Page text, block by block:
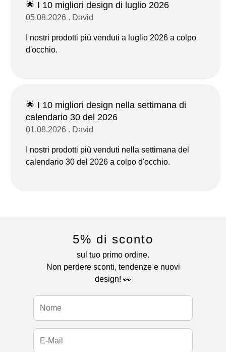
🌟 I 10 migliori design di luglio 2026
05.08.2026 . David
I nostri prodotti più venduti a luglio 2026 a colpo
d'occhio.
🌟 I 10 migliori design nella settimana di
calendario 30 del 2026
01.08.2026 . David
I nostri prodotti più venduti nella settimana del
calendario 30 del 2026 a colpo d'occhio.
5% di sconto
sul tuo primo ordine.
Non perdere sconti, tendenze e nuovi
design! 👀